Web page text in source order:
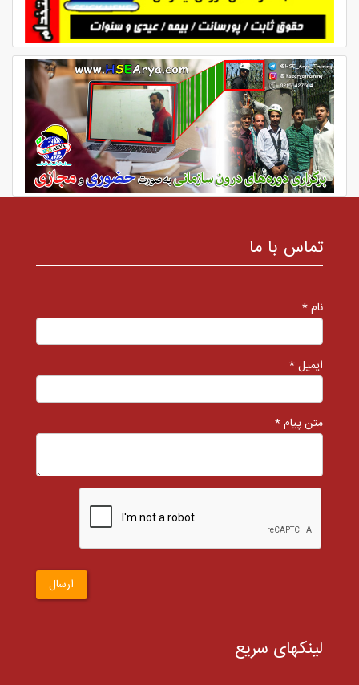
تماس با ما
نام *
ایمیل *
متن پیام *
ارسال
لینکهای سریع